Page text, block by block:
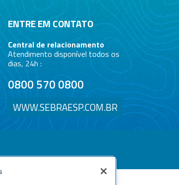
ENTRE EM CONTATO
Central de relacionamento
Atendimento disponível todos os
dias, 24h :
0800 570 0800
WWW.SEBRAESP.COM.BR